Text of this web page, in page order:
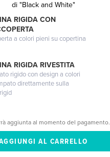
di "Black and White"
RIGIDA CON
a colori pieni su copertina
RIGIDA RIVESTITA
rigido con design a colori
direttamente sulla
aggiunta al momento del pagamento.